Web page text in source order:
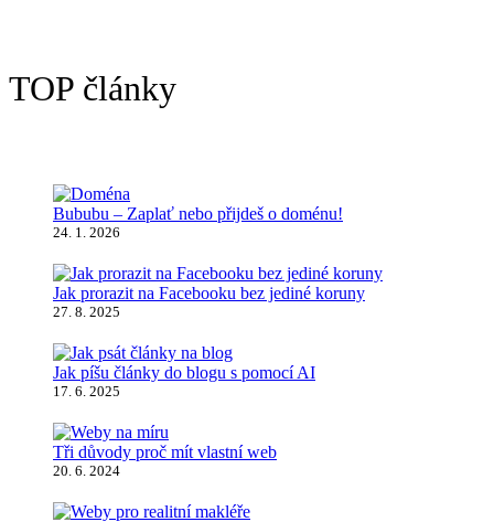
TOP články
Bububu – Zaplať nebo přijdeš o doménu!
24. 1. 2026
Jak prorazit na Facebooku bez jediné koruny
27. 8. 2025
Jak píšu články do blogu s pomocí AI
17. 6. 2025
Tři důvody proč mít vlastní web
20. 6. 2024